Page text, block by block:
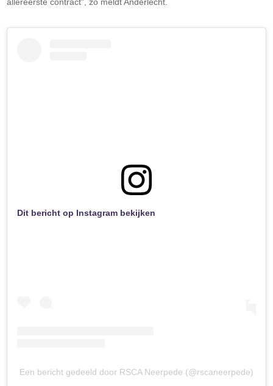
Dit bericht op Instagram bekijken
Een bericht gedeeld door RSCA Neerpede (@rscaneerpede)